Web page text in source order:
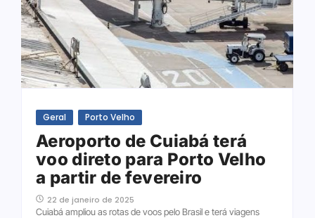
Geral Porto Velho
Aeroporto de Cuiabá terá
voo direto para Porto Velho
a partir de fevereiro
22 de janeiro de 2025
Cuiabá ampliou as rotas de voos pelo Brasil e terá viagens